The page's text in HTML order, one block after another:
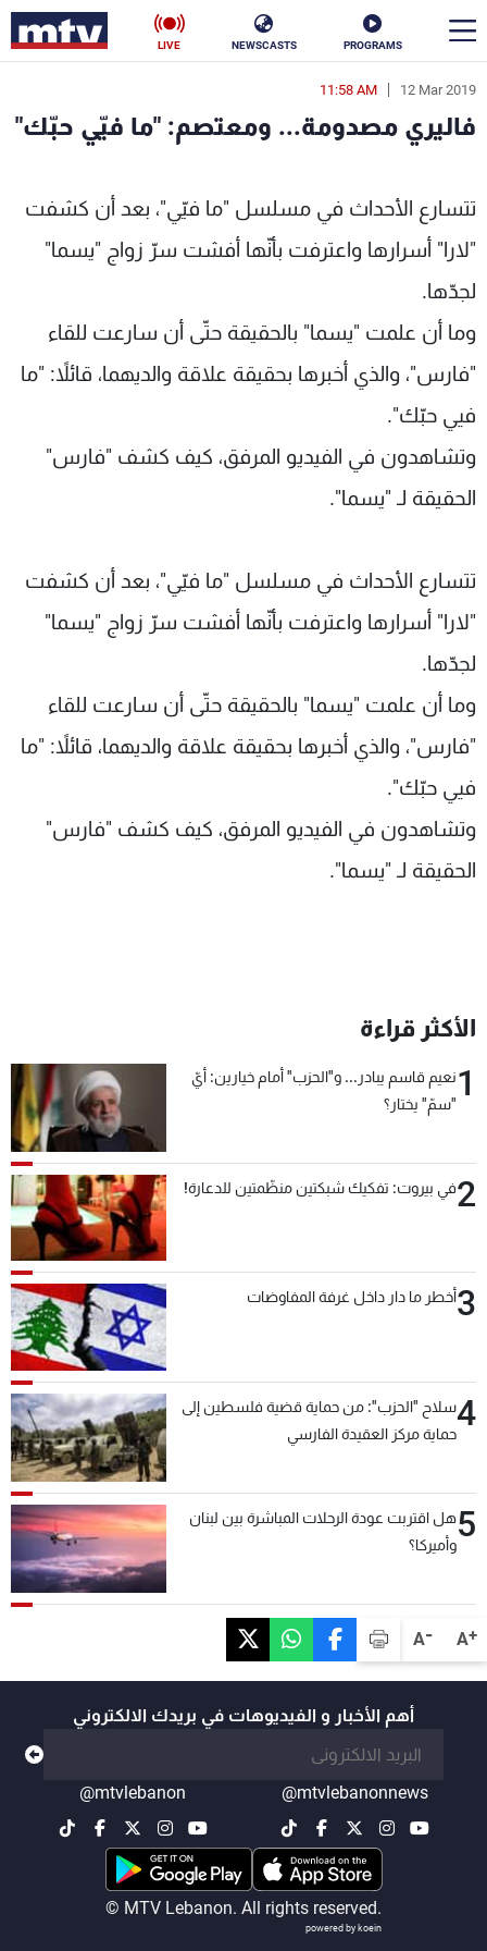
PROGRAMS
NEWSCASTS
LIVE
A+
A-
12 Mar 2019
11:58 AM
فاليري مصدومة... ومعتصم: "ما فيّي حبّك"
تتسارع الأحداث في مسلسل "ما فيّي"، بعد أن كشفت
"لارا" أسرارها واعترفت بأنّها أفشت سرّ زواج "يسما"
لجدّها.
وما أن علمت "يسما" بالحقيقة حتّى أن سارعت للقاء
"فارس"، والذي أخبرها بحقيقة علاقة والديهما، قائلاً: "ما
فيي حبّك".
وتشاهدون في الفيديو المرفق، كيف كشف "فارس"
الحقيقة لـ "يسما".
تتسارع الأحداث في مسلسل "ما فيّي"، بعد أن كشفت
"لارا" أسرارها واعترفت بأنّها أفشت سرّ زواج "يسما"
لجدّها.
وما أن علمت "يسما" بالحقيقة حتّى أن سارعت للقاء
"فارس"، والذي أخبرها بحقيقة علاقة والديهما، قائلاً: "ما
فيي حبّك".
وتشاهدون في الفيديو المرفق، كيف كشف "فارس"
الحقيقة لـ "يسما".
الأكثر قراءة
1نعيم قاسم يبادر... و"الحزب" أمام خيارين: أيّ
"سمّ" يختار؟
2في بيروت: تفكيك شبكتين منظّمتين للدعارة!
3أخطر ما دار داخل غرفة المفاوضات
4سلاح "الحزب": من حماية قضية فلسطين إلى
حماية مركز العقيدة الفارسي
5هل اقتربت عودة الرحلات المباشرة بين لبنان
وأميركا؟
أهم الأخبار و الفيديوهات في بريدك الالكتروني
@mtvlebanonnews
@mtvlebanon
© MTV Lebanon. All rights reserved.
powered by koein
en
الأخبار
سياسة ناس
إقتصاد فن
منوعات
كأس العالم
البرامج
شاهد البرامج
عن MTV
الإنـتـاج
لاعلاناتكم
وظائف
تواصل معنا